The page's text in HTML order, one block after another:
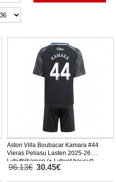
Aston Villa Boubacar Kamara #44
Vieras Peliasu Lasten 2025-26
Lyhythihainen (+ Lyhyet housut)
96.13€ 30.45€